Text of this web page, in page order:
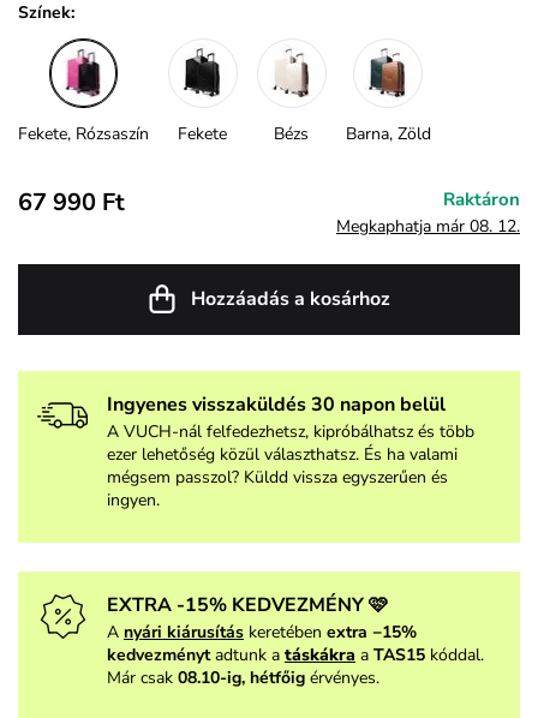
Színek:
Fekete, Rózsaszín Fekete Bézs Barna, Zöld
67 990 Ft Raktáron
Megkaphatja már 08. 12.
Hozzáadás a kosárhoz
Ingyenes visszaküldés 30 napon belül
A VUCH-nál felfedezhetsz, kipróbálhatsz és több
ezer lehetőség közül választhatsz. És ha valami
mégsem passzol? Küldd vissza egyszerűen és
ingyen.
EXTRA -15% KEDVEZMÉNY 🩷
A nyári kiárusítás keretében extra −15%
kedvezménytadtunk a táskákra a TAS15 kóddal.
Már csak 08.10-ig, hétfőig érvényes.